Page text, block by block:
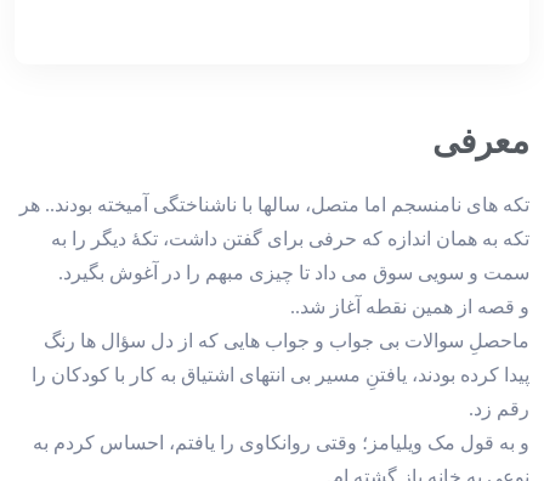
معرفی
تکه های نامنسجم اما متصل، سالها با ناشناختگی آمیخته بودند.. هر
تکه به همان اندازه که حرفی برای گفتن داشت، تکهٔ دیگر را به
سمت و سویی سوق می داد تا چیزی مبهم را در آغوش بگیرد.
و قصه از همین نقطه آغاز شد..
ماحصلِ سوالات بی جواب و جواب هایی که از دل سؤال ها رنگ
پیدا کرده بودند، یافتنِ مسیر بی انتهای اشتیاق به کار با کودکان را
رقم زد.
و به قول مک ویلیامز؛ وقتی روانکاوی را یافتم، احساس کردم به